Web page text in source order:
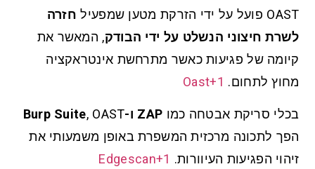
OAST פועל על ידי הזרקת מטען שמפעיל
חזרה
לשרת חיצוני הנשלט על ידי הבודק, המאשר את
קיומה של פגיעות כאשר מתרחשת אינטראקציה
מחוץ לתחום.Oast+1
בכלי סריקת אבטחה כמוZAP ו-Burp Suite
, OAST
הפך לתכונה מרכזית המשפרת באופן משמעותי את
זיהוי הפגיעות העיוורות.Edgescan+1